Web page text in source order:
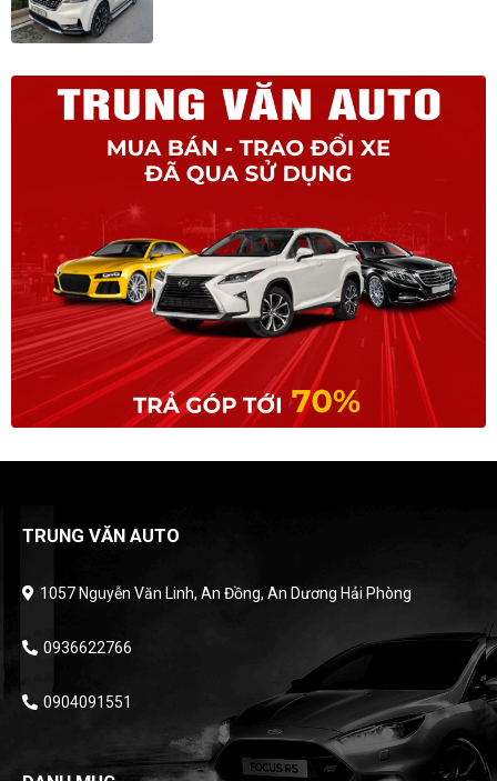
TRUNG VĂN AUTO
1057 Nguyễn Văn Linh, An Đồng, An Dương Hải Phòng
0936622766
0904091551